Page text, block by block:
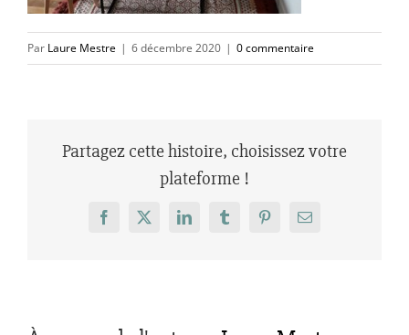
Par Laure Mestre | 6 décembre 2020 | 0 commentaire
Partagez cette histoire, choisissez votre
plateforme !
Facebook
X LinkedInTumblrPinterestEmail